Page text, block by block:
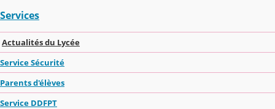
Services
Actualités du Lycée
Service Sécurité
Parents d'élèves
Service DDFPT